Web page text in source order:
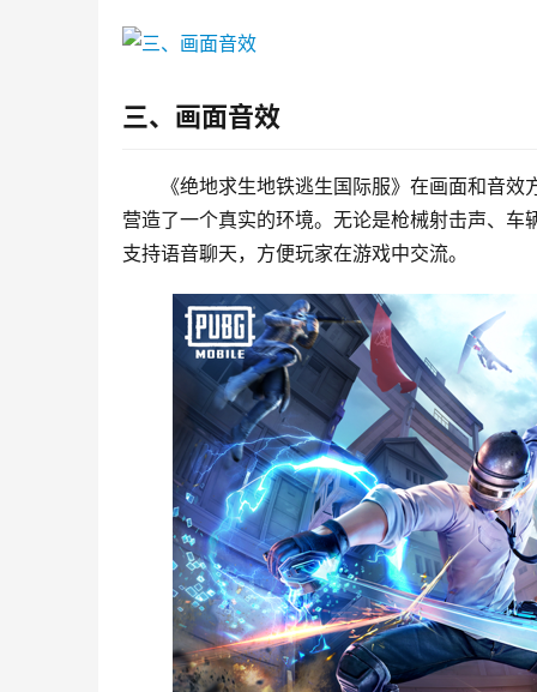
三、画面音效
《绝地求生地铁逃生国际服》在画面和音
营造了一个真实的环境。无论是枪械射击声、
支持语音聊天，方便玩家在游戏中交流。